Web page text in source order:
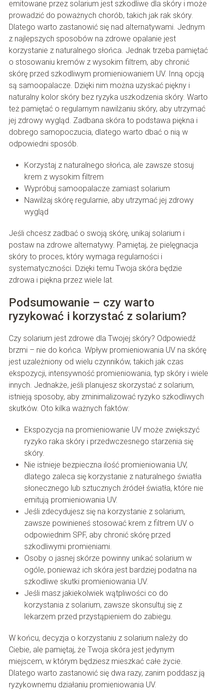
emitowane przez solarium jest szkodliwe dla skóry i może
prowadzić do poważnych chorób, takich jak rak skóry.
Dlatego warto zastanowić się nad alternatywami. Jednym
z najlepszych sposobów na zdrowe opalanie jest
korzystanie z naturalnego słońca. Jednak trzeba pamiętać
o stosowaniu kremów z wysokim filtrem, aby chronić
skórę przed szkodliwym promieniowaniem UV. Inną opcją
są samoopalacze. Dzięki nim można uzyskać piękny i
naturalny kolor skóry bez ryzyka uszkodzenia skóry. Warto
też pamiętać o regularnym nawilżaniu skóry, aby utrzymać
jej zdrowy wygląd. Zadbana skóra to podstawa piękna i
dobrego samopoczucia, dlatego warto dbać o nią w
odpowiedni sposób.
Korzystaj z naturalnego słońca, ale zawsze stosuj
krem z wysokim filtrem
Wypróbuj samoopalacze zamiast solarium
Nawilżaj skórę regularnie, aby utrzymać jej zdrowy
wygląd
Jeśli chcesz zadbać o swoją skórę, unikaj solarium i
postaw na zdrowe alternatywy. Pamiętaj, że pielęgnacja
skóry to proces, który wymaga regularności i
systematyczności. Dzięki temu Twoja skóra będzie
zdrowa i piękna przez wiele lat.
Podsumowanie – czy warto
ryzykować i korzystać z solarium?
Czy solarium jest zdrowe dla Twojej skóry? Odpowiedź
brzmi – nie do końca. Wpływ promieniowania UV na skórę
jest uzależniony od wielu czynników, takich jak czas
ekspozycji, intensywność promieniowania, typ skóry i wiele
innych. Jednakże, jeśli planujesz skorzystać z solarium,
istnieją sposoby, aby zminimalizować ryzyko szkodliwych
skutków. Oto kilka ważnych faktów:
Ekspozycja na promieniowanie UV może zwiększyć
ryzyko raka skóry i przedwczesnego starzenia się
skóry.
Nie istnieje bezpieczna ilość promieniowania UV,
dlatego zaleca się korzystanie z naturalnego światła
słonecznego lub sztucznych źródeł światła, które nie
emitują promieniowania UV.
Jeśli zdecydujesz się na korzystanie z solarium,
zawsze powinieneś stosować krem z filtrem UV o
odpowiednim SPF, aby chronić skórę przed
szkodliwymi promieniami.
Osoby o jasnej skórze powinny unikać solarium w
ogóle, ponieważ ich skóra jest bardziej podatna na
szkodliwe skutki promieniowania UV.
Jeśli masz jakiekolwiek wątpliwości co do
korzystania z solarium, zawsze skonsultuj się z
lekarzem przed przystąpieniem do zabiegu.
W końcu, decyzja o korzystaniu z solarium należy do
Ciebie, ale pamiętaj, że Twoja skóra jest jedynym
miejscem, w którym będziesz mieszkać całe życie.
Dlatego warto zastanowić się dwa razy, zanim poddasz ją
ryzykownemu działaniu promieniowania UV.